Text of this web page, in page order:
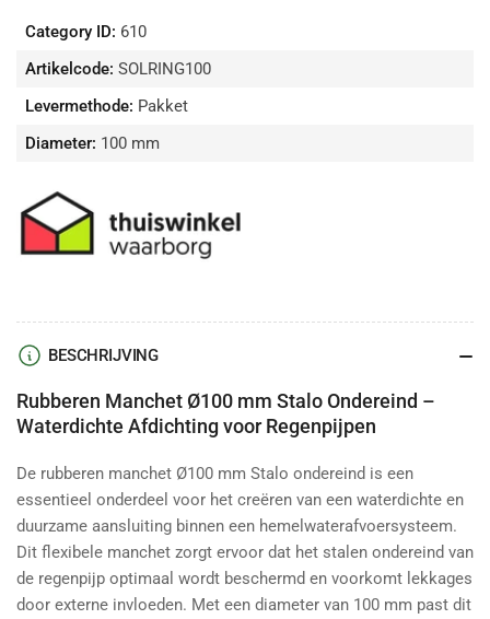
Category ID: 610
Artikelcode: SOLRING100
Levermethode: Pakket
Diameter: 100 mm
BESCHRIJVING
Rubberen Manchet Ø100 mm Stalo Ondereind –
Waterdichte Afdichting voor Regenpijpen
De rubberen manchet Ø100 mm Stalo ondereind is een
essentieel onderdeel voor het creëren van een waterdichte en
duurzame aansluiting binnen een hemelwaterafvoersysteem.
Dit flexibele manchet zorgt ervoor dat het stalen ondereind van
de regenpijp optimaal wordt beschermd en voorkomt lekkages
door externe invloeden. Met een diameter van 100 mm past dit